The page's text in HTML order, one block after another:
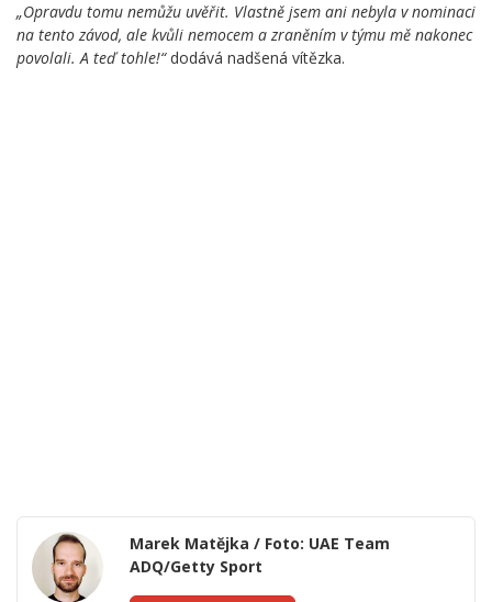
„Opravdu tomu nemůžu uvěřit. Vlastně jsem ani nebyla v nominaci
na tento závod, ale kvůli nemocem a zraněním v týmu mě nakonec
povolali. A teď tohle!“dodává nadšená vítězka.
Marek Matějka / Foto: UAE Team
ADQ/Getty Sport